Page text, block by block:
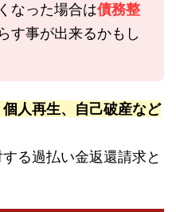
なった場合は債務整
す事が出来るかもし
人再生、自己破産など
る過払い金返還請求と